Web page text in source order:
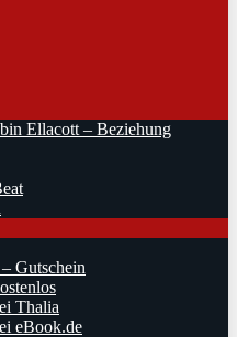
Ellacott – Beziehung
Gutschein
Thalia
eBook.de